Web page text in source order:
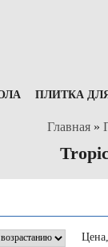
ПЛИТКА
Главная »
Цена